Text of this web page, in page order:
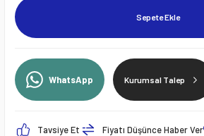
Sepete Ekle
WhatsApp Kurumsal Talep
Tavsiye Et Fiyatı Düşünce Haber Ver